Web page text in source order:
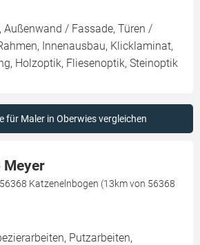
Außenwand / Fassade, Türen /
Innenausbau, Klicklaminat,
Holzoptik, Fliesenoptik, Steinoptik
für Maler in Oberwies vergleichen
Meyer
Katzenelnbogen (13km von 56368
Putzarbeiten,